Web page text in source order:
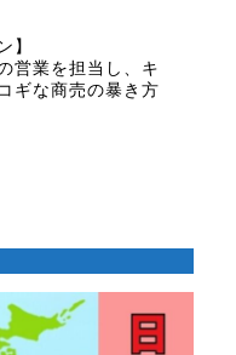
】
営業を担当し、キ
ギな商売の暴き方